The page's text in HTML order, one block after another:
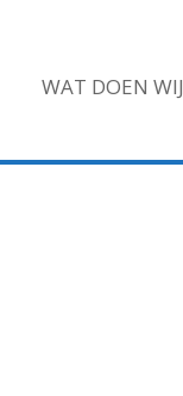
WAT DOEN WIJ